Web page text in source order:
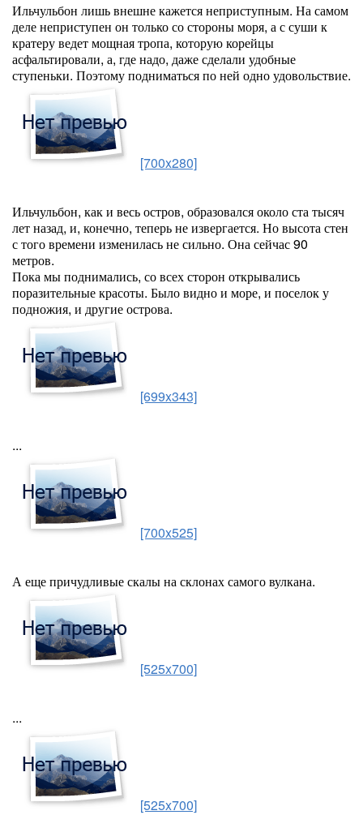
Ильчульбон лишь внешне кажется неприступным. На самом
деле неприступен он только со стороны моря, а с суши к
кратеру ведет мощная тропа, которую корейцы
асфальтировали, а, где надо, даже сделали удобные
ступеньки. Поэтому подниматься по ней одно удовольствие.
[700x280]
Ильчульбон, как и весь остров, образовался около ста тысяч
лет назад, и, конечно, теперь не извергается. Но высота стен
с того времени изменилась не сильно. Она сейчас 90
метров.
Пока мы поднимались, со всех сторон открывались
поразительные красоты. Было видно и море, и поселок у
подножия, и другие острова.
[699x343]
...
[700x525]
А еще причудливые скалы на склонах самого вулкана.
[525x700]
...
[525x700]